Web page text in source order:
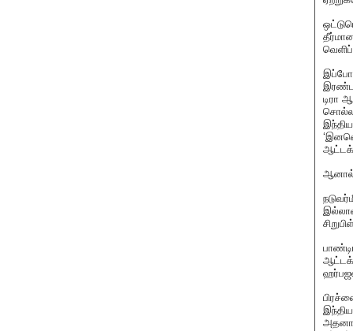
டிரா
ஆனால்